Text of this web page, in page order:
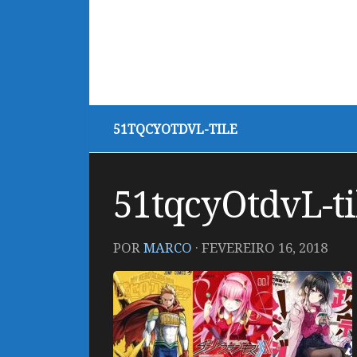
51TQCYOTDVL-TILE
51tqcyOtdvL-
PORMARCO · FEVEREIRO 16, 2018